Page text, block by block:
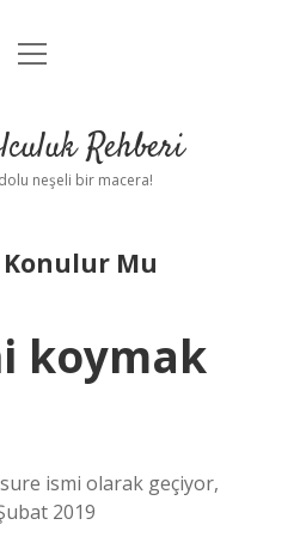
Anasayfa
Uyarı
menüyü
Rehberi
neşeli bir macera!
Konulur Mu
koymak
sure ismi olarak geçiyor,
2019